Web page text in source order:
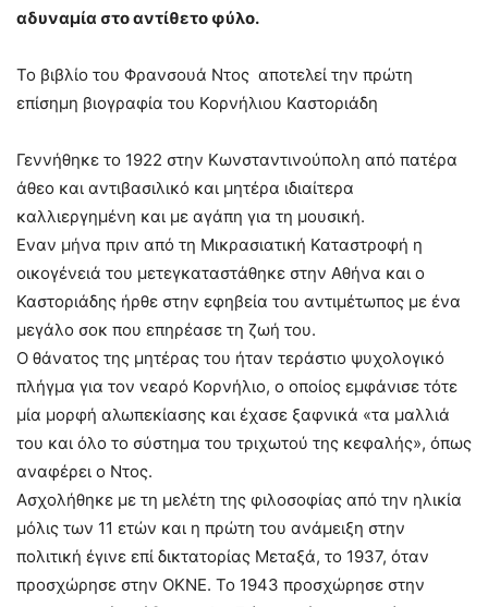
αδυναμία στο αντίθετο φύλο.
Το βιβλίο του Φρανσουά Ντος αποτελεί την πρώτη
επίσημη βιογραφία του Κορνήλιου Καστοριάδη
Γεννήθηκε το 1922 στην Κωνσταντινούπολη από πατέρα
άθεο και αντιβασιλικό και μητέρα ιδιαίτερα
καλλιεργημένη και με αγάπη για τη μουσική.
Εναν μήνα πριν από τη Μικρασιατική Καταστροφή η
οικογένειά του μετεγκαταστάθηκε στην Αθήνα και ο
Καστοριάδης ήρθε στην εφηβεία του αντιμέτωπος με ένα
μεγάλο σοκ που επηρέασε τη ζωή του.
Ο θάνατος της μητέρας του ήταν τεράστιο ψυχολογικό
πλήγμα για τον νεαρό Κορνήλιο, ο οποίος εμφάνισε τότε
μία μορφή αλωπεκίασης και έχασε ξαφνικά «τα μαλλιά
του και όλο το σύστημα του τριχωτού της κεφαλής», όπως
αναφέρει ο Ντος.
Ασχολήθηκε με τη μελέτη της φιλοσοφίας από την ηλικία
μόλις των 11 ετών και η πρώτη του ανάμειξη στην
πολιτική έγινε επί δικτατορίας Μεταξά, το 1937, όταν
προσχώρησε στην ΟΚΝΕ. Το 1943 προσχώρησε στην